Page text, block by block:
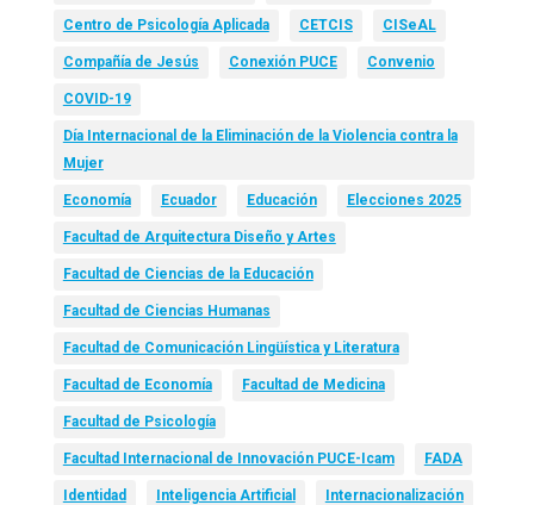
Centro de Psicología Aplicada CETCIS CISeAL
Compañía de Jesús Conexión PUCE Convenio
COVID-19
Día Internacional de la Eliminación de la Violencia contra la
Mujer
Economía Ecuador Educación Elecciones 2025
Facultad de Arquitectura Diseño y Artes
Facultad de Ciencias de la Educación
Facultad de Ciencias Humanas
Facultad de Comunicación Lingüística y Literatura
Facultad de Economía Facultad de Medicina
Facultad de Psicología
Facultad Internacional de Innovación PUCE-Icam FADA
Identidad Inteligencia Artificial Internacionalización